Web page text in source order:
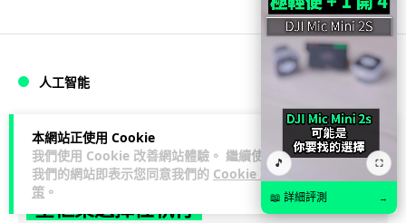
本網站正使用 Cookie
我們使用 Cookie 改善網站體驗。 繼續使用
我們的網站即表示您同意我們的 Cookie 政
策 。
人工智能
Lawton 1 日
白宮拒測中國開放 AI 模型 業界質疑安
全框架選擇性執行
🎵 ⛶
📖 詳細評測 →